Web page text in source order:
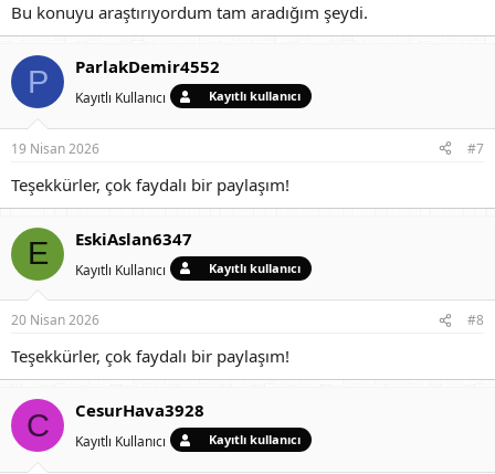
Bu konuyu araştırıyordum tam aradığım şeydi.
P ParlakDemir4552
Kayıtlı Kullanıcı Kayıtlı kullanıcı
19 Nisan 2026 #7
Teşekkürler, çok faydalı bir paylaşım!
E EskiAslan6347
Kayıtlı Kullanıcı Kayıtlı kullanıcı
20 Nisan 2026 #8
Teşekkürler, çok faydalı bir paylaşım!
C CesurHava3928
Kayıtlı Kullanıcı Kayıtlı kullanıcı